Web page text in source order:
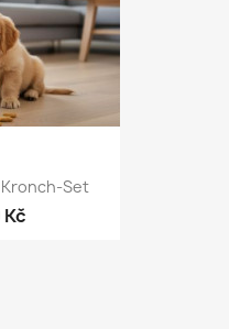
Kronch-Set